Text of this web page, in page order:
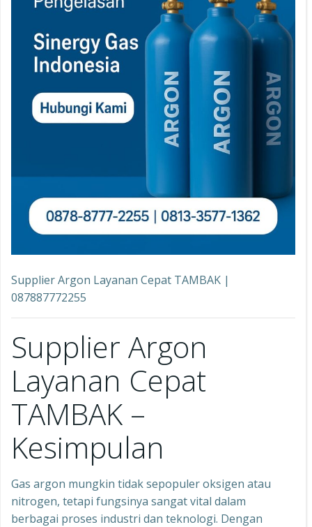
Supplier Argon Layanan Cepat TAMBAK |
087887772255
Supplier Argon
Layanan Cepat
TAMBAK –
Kesimpulan
Gas argon mungkin tidak sepopuler oksigen atau
nitrogen, tetapi fungsinya sangat vital dalam
berbagai proses industri dan teknologi. Dengan